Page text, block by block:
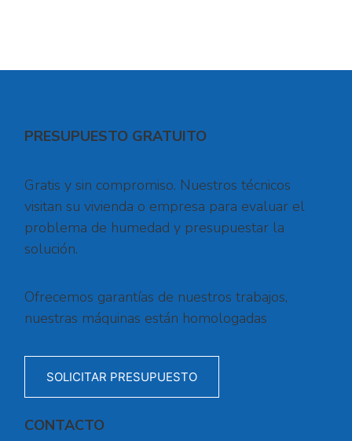
PRESUPUESTO GRATUITO
Gratis y sin compromiso. Nuestros técnicos
visitan su vivienda o empresa para evaluar el
problema de humedad y presupuestar la
solución.
Ofrecemos garantías de nuestros trabajos,
nuestras máquinas están homologadas
SOLICITAR PRESUPUESTO
CONTACTO